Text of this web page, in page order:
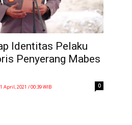
Identitas Pelaku
Penyerang Mabes
April, 2021 / 00:39 WIB 0